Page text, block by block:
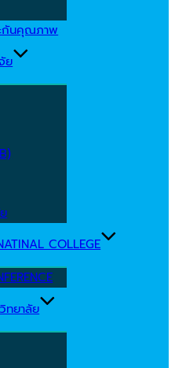
กันคุณภาพ
ย
COLLEGE
ทยาลัย